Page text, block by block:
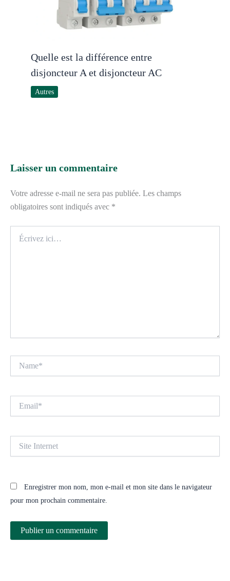
Quelle est la différence entre
disjoncteur A et disjoncteur AC
Autres
Laisser un commentaire
Votre adresse e-mail ne sera pas publiée. Les champs
obligatoires sont indiqués avec *
ici…
Internet
Enregistrer mon nom, mon e-mail et mon site dans le navigateur
pour mon prochain commentaire.